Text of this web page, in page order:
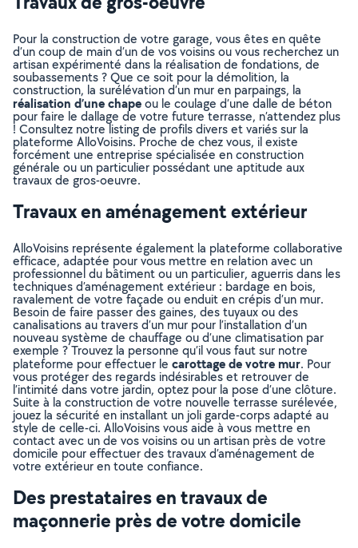
Pour la construction de votre garage, vous êtes en quête
d’un coup de main d’un de vos voisins ou vous recherchez un
artisan expérimenté dans la réalisation de fondations, de
soubassements ? Que ce soit pour la démolition, la
construction, la surélévation d’un mur en parpaings, la
réalisation d’une chapeou le coulage d’une dalle de béton
pour faire le dallage de votre future terrasse, n’attendez plus
! Consultez notre listing de profils divers et variés sur la
plateforme AlloVoisins. Proche de chez vous, il existe
forcément une entreprise spécialisée en construction
générale ou un particulier possédant une aptitude aux
travaux de gros-oeuvre.
Travaux en aménagement extérieur
AlloVoisins représente également la plateforme collaborative
efficace, adaptée pour vous mettre en relation avec un
professionnel du bâtiment ou un particulier, aguerris dans les
techniques d’aménagement extérieur : bardage en bois,
ravalement de votre façade ou enduit en crépis d’un mur.
Besoin de faire passer des gaines, des tuyaux ou des
canalisations au travers d’un mur pour l’installation d’un
nouveau système de chauffage ou d’une climatisation par
exemple ? Trouvez la personne qu’il vous faut sur notre
plateforme pour effectuer le carottage de votre mur. Pour
vous protéger des regards indésirables et retrouver de
l’intimité dans votre jardin, optez pour la pose d’une clôture.
Suite à la construction de votre nouvelle terrasse surélevée,
jouez la sécurité en installant un joli garde-corps adapté au
style de celle-ci. AlloVoisins vous aide à vous mettre en
contact avec un de vos voisins ou un artisan près de votre
domicile pour effectuer des travaux d’aménagement de
votre extérieur en toute confiance.
Des prestataires en travaux de
maçonnerie près de votre domicile